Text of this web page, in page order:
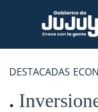
DESTACADAS